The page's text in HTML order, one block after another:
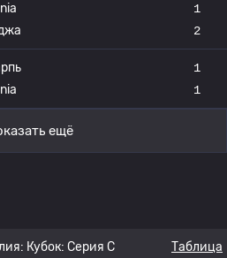
1
2
1
1
ещё
Кубок: Серия C Таблица